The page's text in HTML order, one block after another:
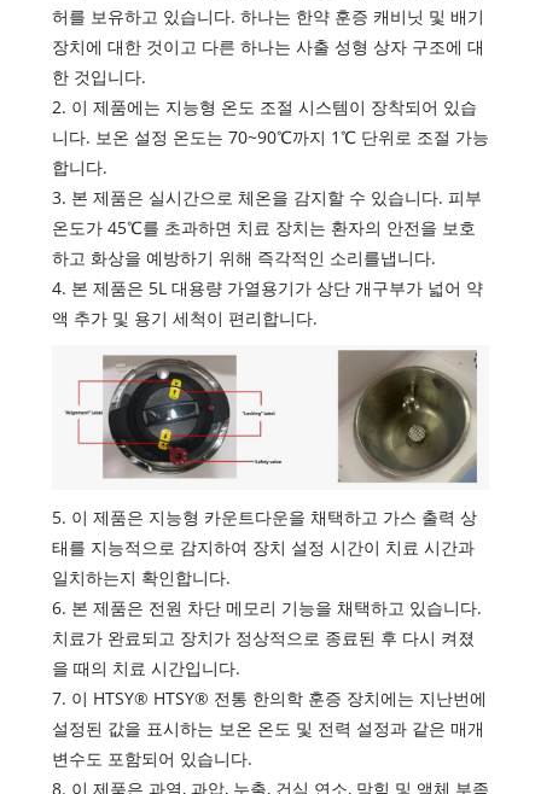
허를 보유하고 있습니다. 하나는 한약 훈증 캐비닛 및 배기
장치에 대한 것이고 다른 하나는 사출 성형 상자 구조에 대
한 것입니다.
2. 이 제품에는 지능형 온도 조절 시스템이 장착되어 있습
니다. 보온 설정 온도는 70~90℃까지 1℃ 단위로 조절 가능
합니다.
3. 본 제품은 실시간으로 체온을 감지할 수 있습니다. 피부
온도가 45℃를 초과하면 치료 장치는 환자의 안전을 보호
하고 화상을 예방하기 위해 즉각적인 소리를냅니다.
4. 본 제품은 5L 대용량 가열용기가 상단 개구부가 넓어 약
액 추가 및 용기 세척이 편리합니다.
5. 이 제품은 지능형 카운트다운을 채택하고 가스 출력 상
태를 지능적으로 감지하여 장치 설정 시간이 치료 시간과
일치하는지 확인합니다.
6. 본 제품은 전원 차단 메모리 기능을 채택하고 있습니다.
치료가 완료되고 장치가 정상적으로 종료된 후 다시 켜졌
을 때의 치료 시간입니다.
7. 이 HTSY® HTSY® 전통 한의학 훈증 장치에는 지난번에
설정된 값을 표시하는 보온 온도 및 전력 설정과 같은 매개
변수도 포함되어 있습니다.
8. 이 제품은 과열, 과압, 누출, 건식 연소, 막힘 및 액체 부족